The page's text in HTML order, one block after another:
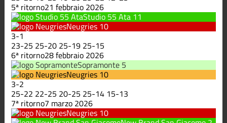
5ª ritorno21 febbraio 2026
Studio 55 Ata 11
Neugries 10
3-1
23-25 25-20 25-19 25-15
6ª ritorno28 febbraio 2026
Sopramonte 5
Neugries 10
3-2
25-22 22-25 20-25 25-14 15-13
7ª ritorno7 marzo 2026
Neugries 10